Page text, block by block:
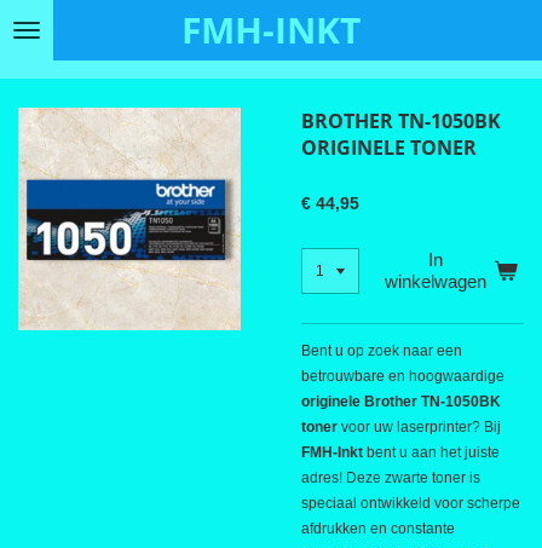
Ga
hoofdinhoud
FMH-INKT
BROTHER TN-1050BK
ORIGINELE TONER
€ 44,95
In
winkelwagen
Bent u op zoek naar een
betrouwbare en hoogwaardige
originele Brother TN-1050BK
toner voor uw laserprinter? Bij
FMH-Inkt bent u aan het juiste
adres! Deze zwarte toner is
speciaal ontwikkeld voor scherpe
afdrukken en constante